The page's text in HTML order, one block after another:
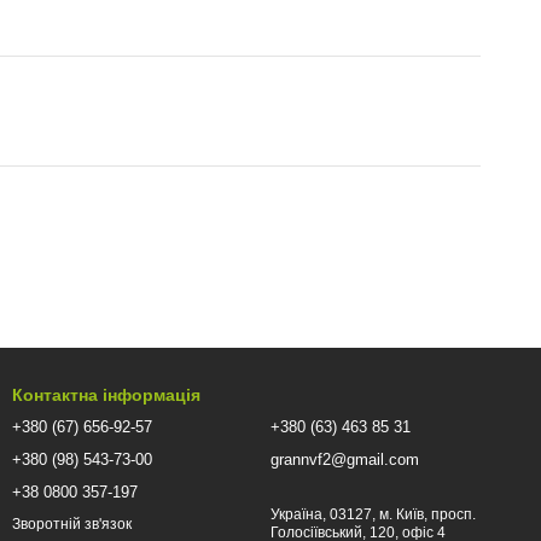
Контактна інформація
+380 (67) 656-92-57
+380 (98) 543-73-00
+38 0800 357-197
Зворотній зв'язок
+380 (63) 463 85 31
grannvf2@gmail.com
Україна, 03127, м. Київ, просп.
Голосіївський, 120, офіс 4